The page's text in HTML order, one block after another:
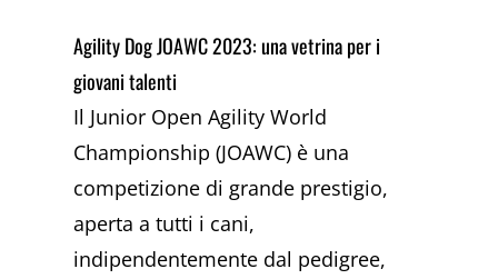
Agility Dog JOAWC 2023: una vetrina per i
giovani talenti
Il Junior Open Agility World
Championship (JOAWC) è una
competizione di grande prestigio,
aperta a tutti i cani,
indipendentemente dal pedigree,